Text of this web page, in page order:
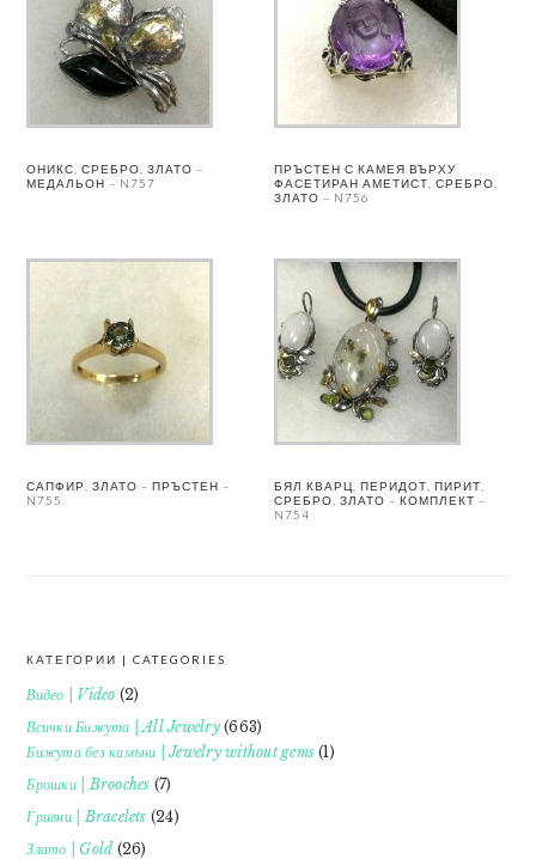
ОНИКС, СРЕБРО, ЗЛАТО –
МЕДАЛЬОН – N757
ПРЪСТЕН С КАМЕЯ ВЪРХУ
ФАСЕТИРАН АМЕТИСТ, СРЕБРО,
ЗЛАТО – N756
САПФИР, ЗЛАТО – ПРЪСТЕН –
N755
БЯЛ КВАРЦ, ПЕРИДОТ, ПИРИТ,
СРЕБРО, ЗЛАТО – КОМПЛЕКТ –
N754
FOOTER
КАТЕГОРИИ | CATEGORIES
Видео | Video (2)
Всички Бижута | All Jewelry(663)
Бижута без камъни | Jewelry without gems (1)
Брошки | Brooches (7)
Гривни | Bracelets (24)
Злато | Gold (26)